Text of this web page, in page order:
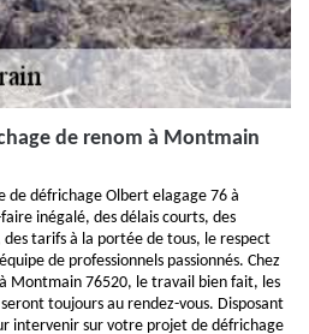
de renom à Montmain
défrichage Olbert elagage 76 à
inégalé, des délais courts, des
tarifs à la portée de tous, le respect
de professionnels passionnés. Chez
Montmain 76520, le travail bien fait, les
toujours au rendez-vous. Disposant
intervenir sur votre projet de défrichage